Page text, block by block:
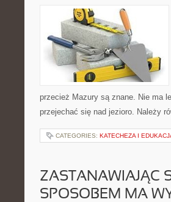
przecież Mazury są znane. Nie ma
przejechać się nad jezioro. Należy
CATEGORIES: KATECHEZA I
ZASTANAWIAJĄC
SPOSOBEM MA